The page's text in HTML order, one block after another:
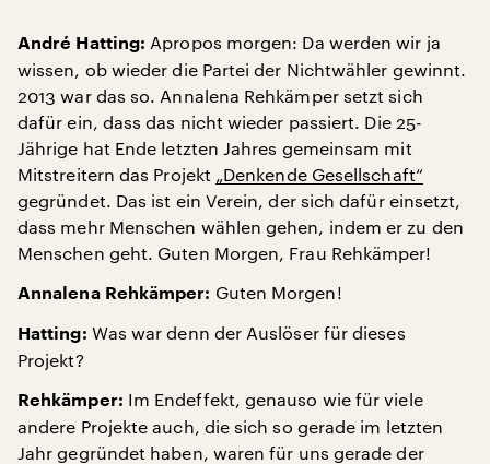
André Hatting: Apropos morgen: Da werden wir ja
wissen, ob wieder die Partei der Nichtwähler gewinnt.
2013 war das so. Annalena Rehkämper setzt sich
dafür ein, dass das nicht wieder passiert. Die 25-
Jährige hat Ende letzten Jahres gemeinsam mit
Mitstreitern das Projekt „Denkende Gesellschaft“
gegründet. Das ist ein Verein, der sich dafür einsetzt,
dass mehr Menschen wählen gehen, indem er zu den
Menschen geht. Guten Morgen, Frau Rehkämper!
Annalena Rehkämper: Guten Morgen!
Hatting: Was war denn der Auslöser für dieses
Projekt?
Rehkämper: Im Endeffekt, genauso wie für viele
andere Projekte auch, die sich so gerade im letzten
Jahr gegründet haben, waren für uns gerade der